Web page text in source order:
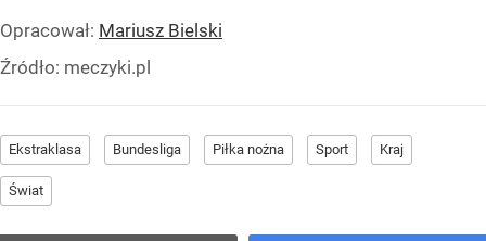
Opracował: Mariusz Bielski
Źródło: meczyki.pl
Ekstraklasa Bundesliga Piłka nożna Sport Kraj
Świat